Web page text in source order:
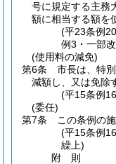
号に規定する主務
額に相当する額を
(平23条例
例3・一部
(使用料の減免)
第6条
市長は、特
減額し、又は免除
(平15条例
(委任)
第7条
この条例の
(平15条例
繰上)
附 則